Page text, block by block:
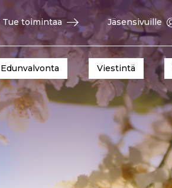
Tue toimintaa Jäsensivuille
Edunvalvonta Viestintä